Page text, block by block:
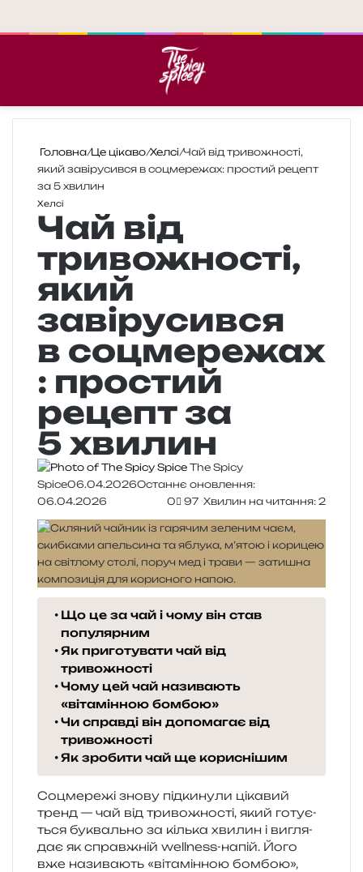
Головна/Це цікаво/Хелсі/Чай від тривожності,
який завірусився в соцмережах: простий рецепт
за 5 хвилин
Хелсі
Чай від
тривожності,
який
завірусився
в соцмережах
: простий
рецепт за
5 хвилин
The Spicy
Spice06.04.2026Останнє оновлення:
06.04.2026
0 97 Хвилин на читання: 2
Що це за чай і чому він став
популярним
Як приготувати чай від
тривожності
Чому цей чай називають
«вітамінною бомбою»
Чи справді він допомагає від
тривожності
Як зробити чай ще кориснішим
Соцмережі знову під­ки­ну­ли ціка­вий
тренд — чай від три­во­жно­сті, який готу­є­
ться букваль­но за кіль­ка хви­лин і вигля­
дає як справ­жній wellness-напій. Його
вже нази­ва­ють «віта­мін­ною бом­бою»,